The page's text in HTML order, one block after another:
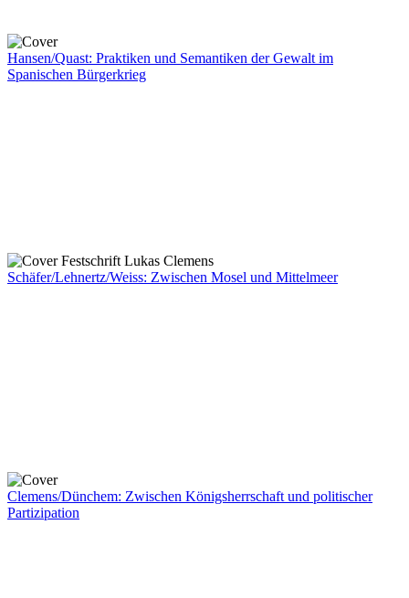
Hansen/Quast: Praktiken und Semantiken der Gewalt im
Spanischen Bürgerkrieg
Schäfer/Lehnertz/Weiss: Zwischen Mosel und Mittelmeer
Clemens/Dünchem: Zwischen Königsherrschaft und politischer
Partizipation